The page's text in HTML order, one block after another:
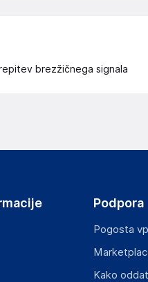
brezžičnega signala
Podpora
Pogosta
Kako